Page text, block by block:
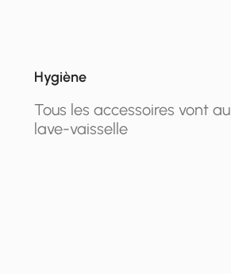
Hygiène
Tous les accessoires vont au
lave-vaisselle